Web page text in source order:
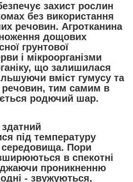
захист рослин
без використання
речовин. Агротканина
дощових
грунтової
і мікроорганізми
що залишилася
вміст гумусу та
речовин, тим самим в
родючий шар.
під температуру
Пори
в спекотні
проникненню
- звужуються,